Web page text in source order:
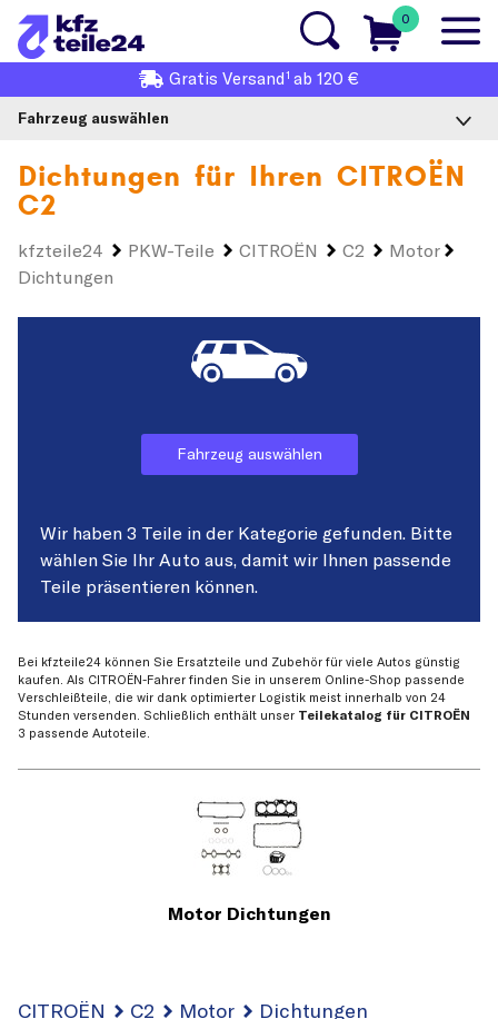
0
Gratis Versand1 ab 120 €
Fahrzeug auswählen
Dichtungen für Ihren CITROËN
C2
kfzteile24 PKW-Teile CITROËN C2
Motor
Dichtungen
Fahrzeug auswählen
Wir haben 3 Teile in der Kategorie gefunden. Bitte
wählen Sie Ihr Auto aus, damit wir Ihnen passende
Teile präsentieren können.
Bei kfzteile24 können Sie Ersatzteile und Zubehör für viele Autos günstig
kaufen. Als CITROËN-Fahrer finden Sie in unserem Online-Shop passende
Verschleißteile, die wir dank optimierter Logistik meist innerhalb von 24
Stunden versenden. Schließlich enthält unser Teilekatalog für CITROËN
3 passende Autoteile.
Motor Dichtungen
CITROËN C2 Motor Dichtungen